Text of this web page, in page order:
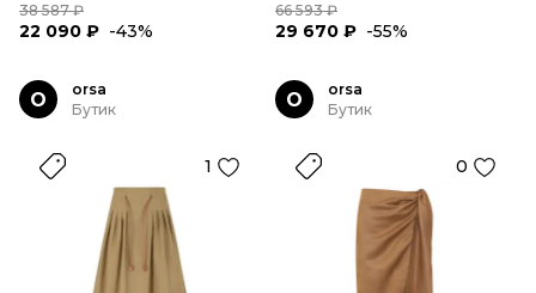
38 587 ₽
22 090 ₽ -43%
66 593 ₽
29 670 ₽ -55%
O
orsa
Бутик
1
O
orsa
Бутик
0